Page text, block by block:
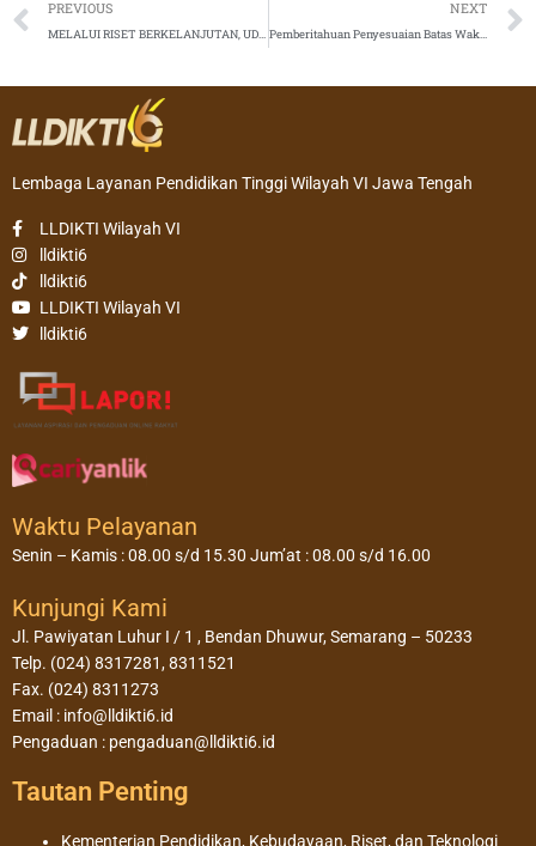
PREVIOUS
MELALUI RISET BERKELANJUTAN, UDINUS MEMBANGUN NEGERI GAMELAN DI METAVERSE
NEXT
Pemberitahuan Penyesuaian Batas Waktu Pengusulan Pembayaran Tunjangan Sertifikasi Dosen
Lembaga Layanan Pendidikan Tinggi Wilayah VI Jawa Tengah
LLDIKTI Wilayah VI
lldikti6
lldikti6
LLDIKTI Wilayah VI
lldikti6
Waktu Pelayanan
Senin – Kamis : 08.00 s/d 15.30 Jum’at : 08.00 s/d 16.00
Kunjungi Kami
Jl. Pawiyatan Luhur I / 1 , Bendan Dhuwur, Semarang – 50233
Telp. (024) 8317281, 8311521
Fax. (024) 8311273
Email : info@lldikti6.id
Pengaduan : pengaduan@lldikti6.id
Tautan Penting
Kementerian Pendidikan, Kebudayaan, Riset, dan Teknologi